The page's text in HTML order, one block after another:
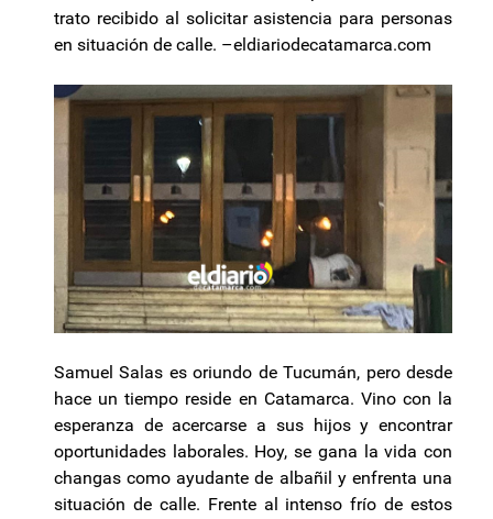
trato recibido al solicitar asistencia para personas
en situación de calle. –eldiariodecatamarca.com
Samuel Salas es oriundo de Tucumán, pero desde
hace un tiempo reside en Catamarca. Vino con la
esperanza de acercarse a sus hijos y encontrar
oportunidades laborales. Hoy, se gana la vida con
changas como ayudante de albañil y enfrenta una
situación de calle. Frente al intenso frío de estos